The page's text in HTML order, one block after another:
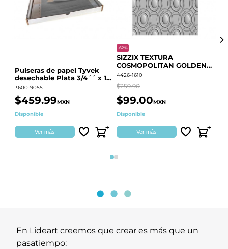
Pulseras de papel Tyvek
desechable Plata 3/4´´ x 10
´´
3600-9055
$459.99MXN
Disponible
Ver más
-62%
SIZZIX TEXTURA
COSMOPOLITAN GOLDEN
RINGS S.PARK 666700
4426-1610
$259.90
$99.00MXN
Disponible
Ver más
Página 1
Página 2
En Lideart creemos que crear es más que un
pasatiempo: